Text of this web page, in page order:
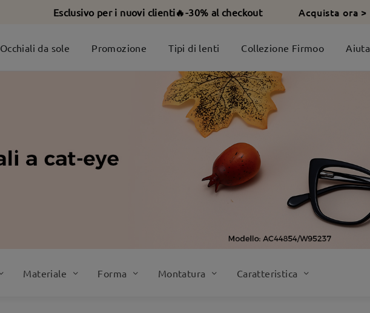
Esclusivo per i nuovi clienti🔥-30% al checkout Acquista ora >
Occhiali da sole Promozione Tipi di lenti Collezione Firmoo Aiuta
Materiale Forma Montatura Caratteristica